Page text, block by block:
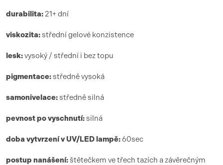
durabilita: 21+ dní
viskozita:střední gelové konzistence
lesk:vysoký / střední i bez topu
pigmentace:středně vysoká
samonivelace:středně silná
pevnost po vyschnutí:silná
doba vytvrzenív UV/LED lampě:60sec
postup nanášení:štětečkem ve třech tazích a závěrečným